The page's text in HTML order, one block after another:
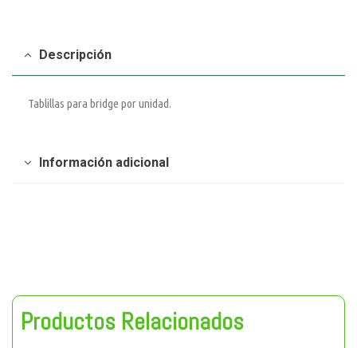
Descripción
Tablillas para bridge por unidad.
Información adicional
Productos Relacionados